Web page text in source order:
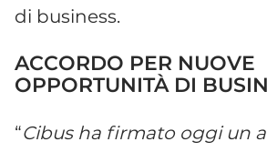
di business.
ACCORDO PER NUOVE
OPPORTUNITÀ DI
“Cibus ha firmato oggi un